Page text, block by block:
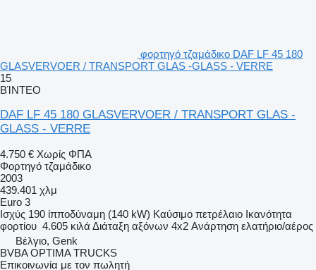
φορτηγό τζαμάδικο DAF LF 45 180
GLASVERVOER / TRANSPORT GLAS -GLASS - VERRE
15
ΒΊΝΤΕΟ
DAF LF 45 180 GLASVERVOER / TRANSPORT GLAS -
GLASS - VERRE
4.750 € Χωρίς ΦΠΑ
Φορτηγό τζαμάδικο
2003
439.401 χλμ
Euro 3
Ισχύς 190 ίπποδύναμη (140 kW) Καύσιμο πετρέλαιο Ικανότητα
φορτίου 4.605 κιλά Διάταξη αξόνων 4x2 Ανάρτηση ελατήριο/αέρος
Βέλγιο, Genk
BVBA OPTIMA TRUCKS
Επικοινωνία με τον πωλητή